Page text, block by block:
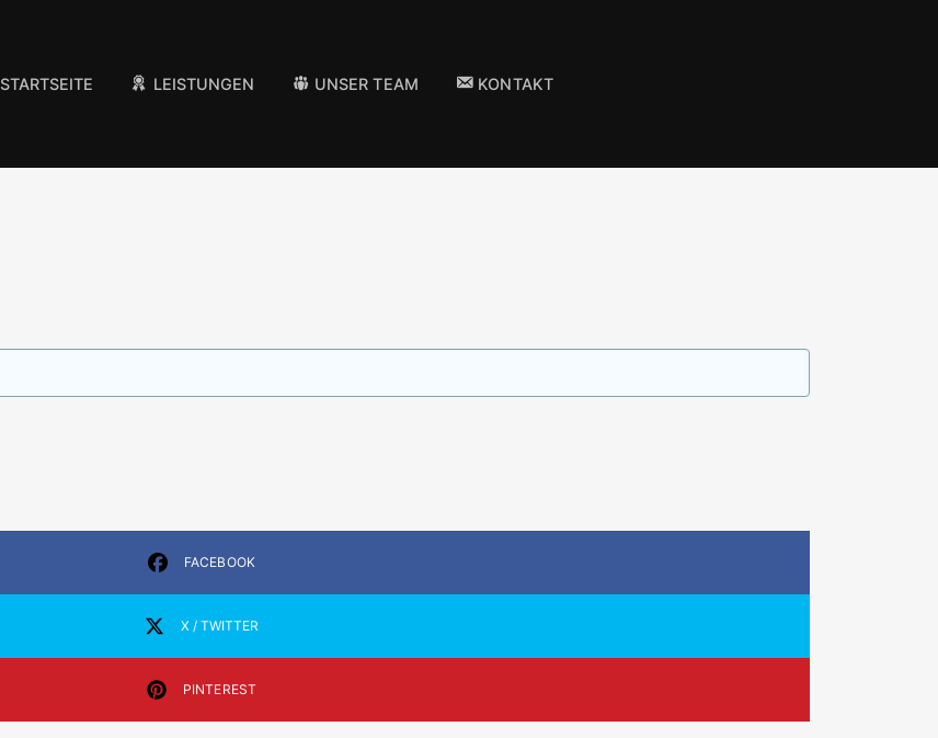
STARTSEITE LEISTUNGEN UNSER TEAM KONTAKT
FACEBOOK
X / TWITTER
PINTEREST